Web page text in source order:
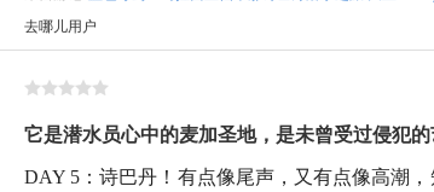
去哪儿用户
它是潜水员心中的麦加圣地，是未曾受过侵犯
DAY 5：诗巴丹！有点像尾声，又有点像高潮